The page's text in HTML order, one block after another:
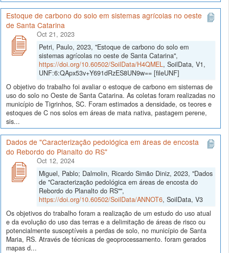
Estoque de carbono do solo em sistemas agrícolas no oeste
de Santa Catarina
Oct 21, 2023
Petri, Paulo, 2023, "Estoque de carbono do solo em
sistemas agrícolas no oeste de Santa Catarina",
https://doi.org/10.60502/SoilData/H4QMEL, SoilData, V1,
UNF:6:QApx53v+Y691dRzES8UN9w== [fileUNF]
O objetivo do trabalho foi avaliar o estoque de carbono em sistemas de
uso do solo no Oeste de Santa Catarina. As coletas foram realizadas no
município de Tigrinhos, SC. Foram estimados a densidade, os teores e
estoques de C nos solos em áreas de mata nativa, pastagem perene,
sis...
Dados de "Caracterização pedológica em áreas de encosta
do Rebordo do Planalto do RS"
Oct 12, 2024
Miguel, Pablo; Dalmolin, Ricardo Simão Diniz, 2023, "Dados
de "Caracterização pedológica em áreas de encosta do
Rebordo do Planalto do RS"",
https://doi.org/10.60502/SoilData/ANNOT6, SoilData, V3
Os objetivos do trabalho foram a realização de um estudo do uso atual
e da evolução do uso das terras e a delimitação de áreas de risco ou
potencialmente susceptíveis a perdas de solo, no município de Santa
Maria, RS. Através de técnicas de geoprocessamento. foram gerados
mapas d...